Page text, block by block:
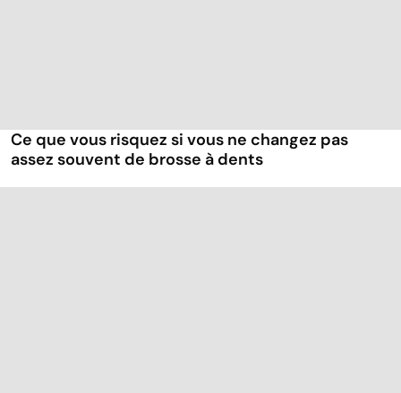
Ce que vous risquez si vous ne changez pas
assez souvent de brosse à dents